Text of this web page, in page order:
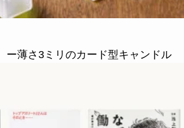
ー薄さ3ミリのカード型キャンドル